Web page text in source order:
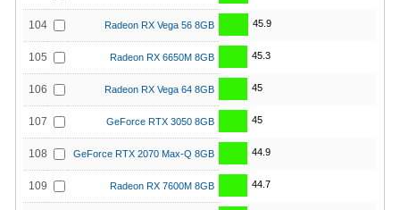
104 Radeon RX Vega 56 8GB 45.9
105 Radeon RX 6650M 8GB 45.3
106 Radeon RX Vega 64 8GB 45
107 GeForce RTX 3050 8GB 45
108 GeForce RTX 2070 Max-Q 8GB 44.9
109 Radeon RX 7600M 8GB 44.7